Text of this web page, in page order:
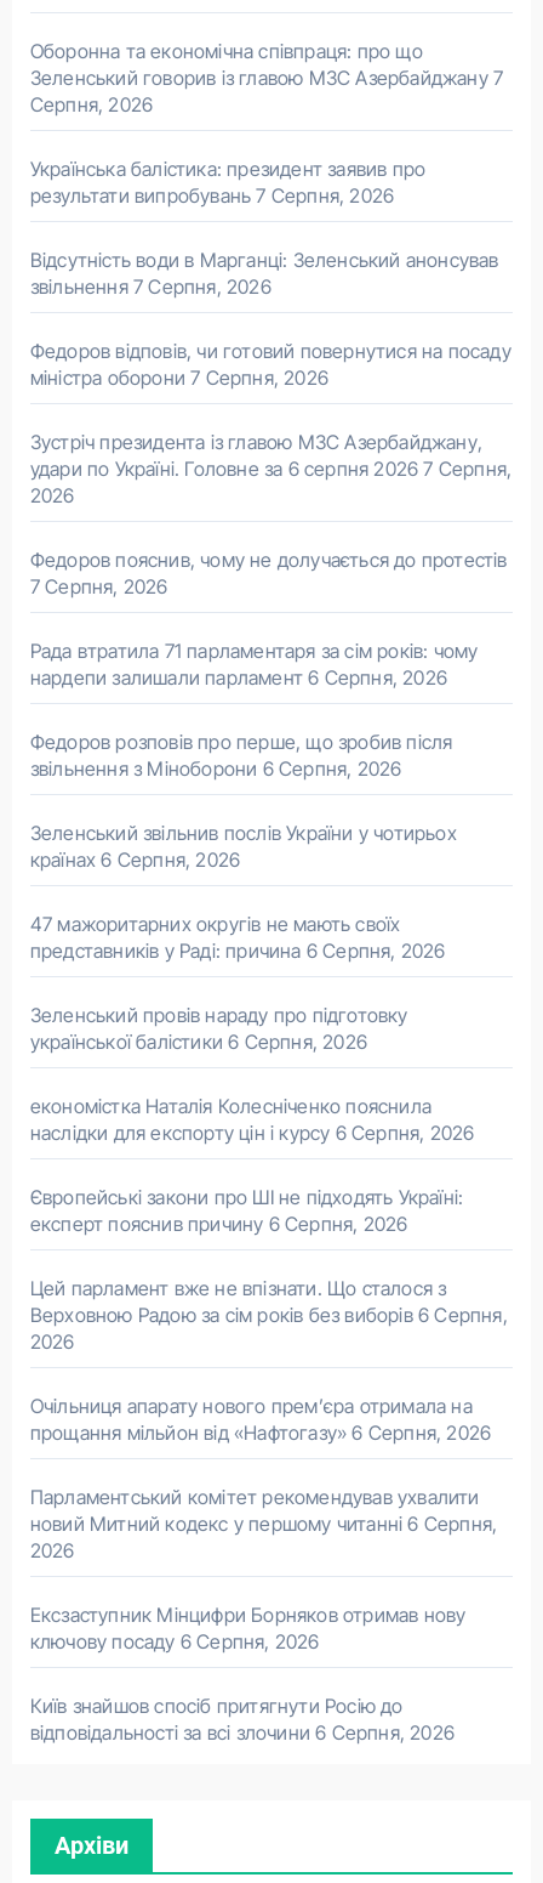
Оборонна та економічна співпраця: про що
Зеленський говорив із главою МЗС Азербайджану 7
Серпня, 2026
Українська балістика: президент заявив про
результати випробувань 7 Серпня, 2026
Відсутність води в Марганці: Зеленський анонсував
звільнення 7 Серпня, 2026
Федоров відповів, чи готовий повернутися на посаду
міністра оборони 7 Серпня, 2026
Зустріч президента із главою МЗС Азербайджану,
удари по Україні. Головне за 6 серпня 2026 7 Серпня,
2026
Федоров пояснив, чому не долучається до протестів
7 Серпня, 2026
Рада втратила 71 парламентаря за сім років: чому
нардепи залишали парламент 6 Серпня, 2026
Федоров розповів про перше, що зробив після
звільнення з Міноборони 6 Серпня, 2026
Зеленський звільнив послів України у чотирьох
країнах 6 Серпня, 2026
47 мажоритарних округів не мають своїх
представників у Раді: причина 6 Серпня, 2026
Зеленський провів нараду про підготовку
української балістики 6 Серпня, 2026
економістка Наталія Колесніченко пояснила
наслідки для експорту цін і курсу 6 Серпня, 2026
Європейські закони про ШІ не підходять Україні:
експерт пояснив причину 6 Серпня, 2026
Цей парламент вже не впізнати. Що сталося з
Верховною Радою за сім років без виборів 6 Серпня,
2026
Очільниця апарату нового прем’єра отримала на
прощання мільйон від «Нафтогазу» 6 Серпня, 2026
Парламентський комітет рекомендував ухвалити
новий Митний кодекс у першому читанні 6 Серпня,
2026
Ексзаступник Мінцифри Борняков отримав нову
ключову посаду 6 Серпня, 2026
Київ знайшов спосіб притягнути Росію до
відповідальності за всі злочини 6 Серпня, 2026
Архіви